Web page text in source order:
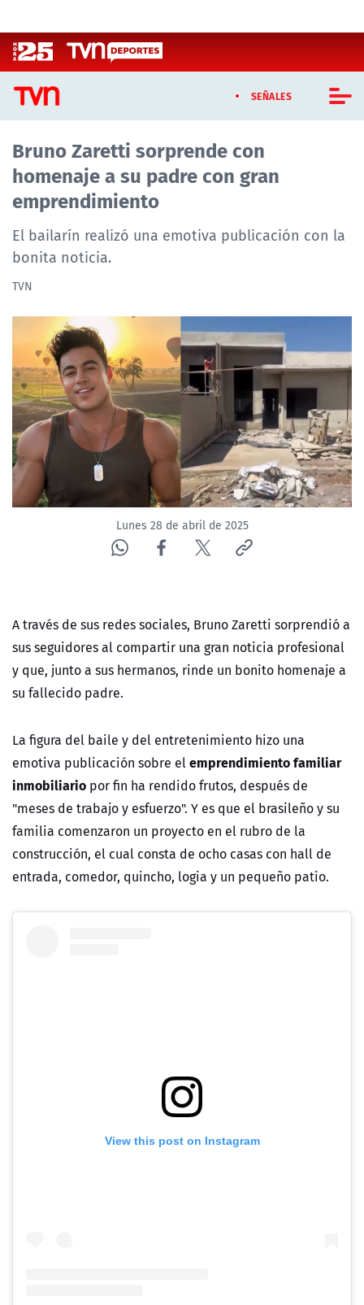
SEÑALES
CASTING MASTERCHEF CHILE
CASTING TVN VERTICAL
TVN VERTICAL
TVN PLAY
TELESERIES
NTV
ACTUALIDAD Y TENDENCIAS
CORPORATIVO Y TRANSPARENCIA
CANAL DE DENUNCIAS
ÁREA DE PROYECTOS
Bruno Zaretti sorprende con
homenaje a su padre con gran
emprendimiento
El bailarín realizó una emotiva publicación con la
bonita noticia.
TVN
Lunes 28 de abril de 2025
A través de sus redes sociales, Bruno Zaretti sorprendió a
sus seguidores al compartir una gran noticia profesional
y que, junto a sus hermanos, rinde un bonito homenaje a
su fallecido padre.
La figura del baile y del entretenimiento hizo una
emotiva publicación sobre elemprendimiento familiar
inmobiliario por fin ha rendido frutos, después de
"meses de trabajo y esfuerzo". Y es que el brasileño y su
familia comenzaron un proyecto en el rubro de la
construcción, el cual consta de ocho casas con hall de
entrada, comedor, quincho, logia y un pequeño patio.
View this post on Instagram